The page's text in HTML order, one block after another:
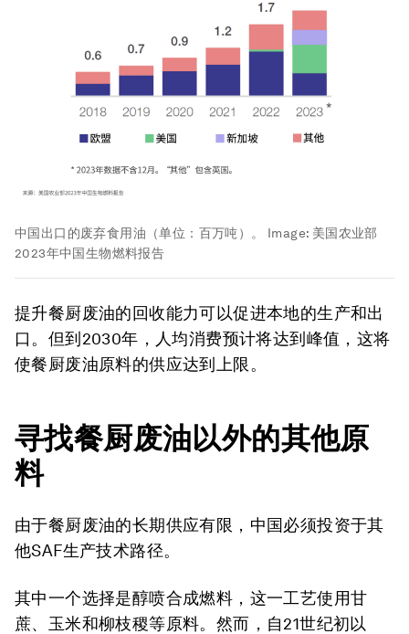
中国出口的废弃食用油（单位：百万吨）。 Image: 美国农业部
2023年中国生物燃料报告
提升餐厨废油的回收能力可以促进本地的生产和出
口。但到2030年，人均消费预计将达到峰值，这将
使餐厨废油原料的供应达到上限。
寻找餐厨废油以外的其他原
料
由于餐厨废油的长期供应有限，中国必须投资于其
他SAF生产技术路径。
其中一个选择是醇喷合成燃料，这一工艺使用甘
蔗、玉米和柳枝稷等原料。然而，自21世纪初以